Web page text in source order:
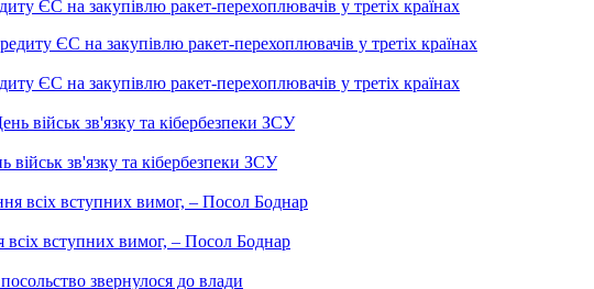
ЄС на закупівлю ракет-перехоплювачів у третіх країнах
ЄС на закупівлю ракет-перехоплювачів у третіх країнах
зв'язку та кібербезпеки ЗСУ
всіх вступних вимог, – Посол Боднар